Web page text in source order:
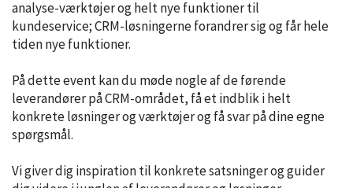
analyse-værktøjer og helt nye funktioner til
kundeservice; CRM-løsningerne forandrer sig og får hele
tiden nye funktioner.
På dette event kan du møde nogle af de førende
leverandører på CRM-området, få et indblik i helt
konkrete løsninger og værktøjer og få svar på dine egne
spørgsmål.
Vi giver dig inspiration til konkrete satsninger og guider